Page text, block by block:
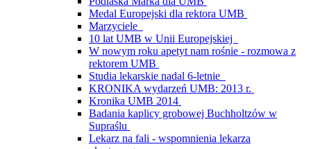
Medal Europejski dla rektora UMB
Marzyciele
10 lat UMB w Unii Europejskiej
W nowym roku apetyt nam rośnie - rozmowa z
rektorem UMB
Studia lekarskie nadal 6-letnie
KRONIKA wydarzeń UMB: 2013 r.
Kronika UMB 2014
Badania kaplicy grobowej Buchholtzów w
Supraślu
Lekarz na fali - wspomnienia lekarza